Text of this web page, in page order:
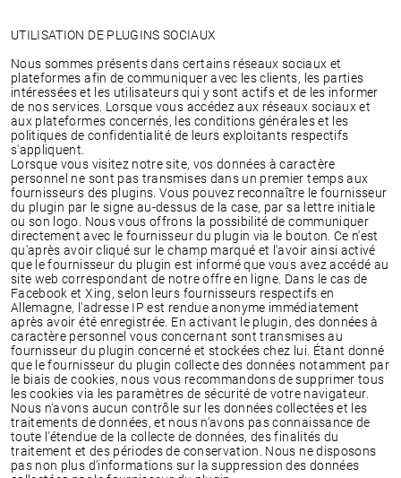
UTILISATION DE PLUGINS SOCIAUX
Nous sommes présents dans certains réseaux sociaux et
plateformes afin de communiquer avec les clients, les parties
intéressées et les utilisateurs qui y sont actifs et de les informer
de nos services. Lorsque vous accédez aux réseaux sociaux et
aux plateformes concernés, les conditions générales et les
politiques de confidentialité de leurs exploitants respectifs
s'appliquent.
Lorsque vous visitez notre site, vos données à caractère
personnel ne sont pas transmises dans un premier temps aux
fournisseurs des plugins. Vous pouvez reconnaître le fournisseur
du plugin par le signe au-dessus de la case, par sa lettre initiale
ou son logo. Nous vous offrons la possibilité de communiquer
directement avec le fournisseur du plugin via le bouton. Ce n'est
qu'après avoir cliqué sur le champ marqué et l'avoir ainsi activé
que le fournisseur du plugin est informé que vous avez accédé au
site web correspondant de notre offre en ligne. Dans le cas de
Facebook et Xing, selon leurs fournisseurs respectifs en
Allemagne, l'adresse IP est rendue anonyme immédiatement
après avoir été enregistrée. En activant le plugin, des données à
caractère personnel vous concernant sont transmises au
fournisseur du plugin concerné et stockées chez lui. Étant donné
que le fournisseur du plugin collecte des données notamment par
le biais de cookies, nous vous recommandons de supprimer tous
les cookies via les paramètres de sécurité de votre navigateur.
Nous n'avons aucun contrôle sur les données collectées et les
traitements de données, et nous n'avons pas connaissance de
toute l'étendue de la collecte de données, des finalités du
traitement et des périodes de conservation. Nous ne disposons
pas non plus d'informations sur la suppression des données